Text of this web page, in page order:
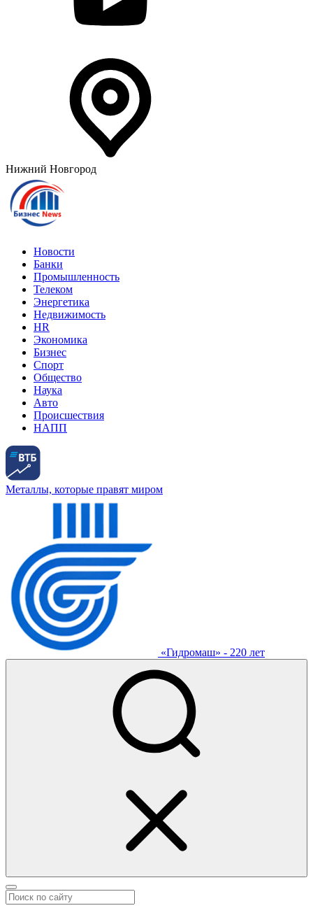
Нижний Новгород
Новости
Банки
Промышленность
Телеком
Энергетика
Недвижимость
HR
Экономика
Бизнес
Спорт
Общество
Наука
Авто
Происшествия
НАПП
Металлы, которые правят миром
«Гидромаш» - 220 лет